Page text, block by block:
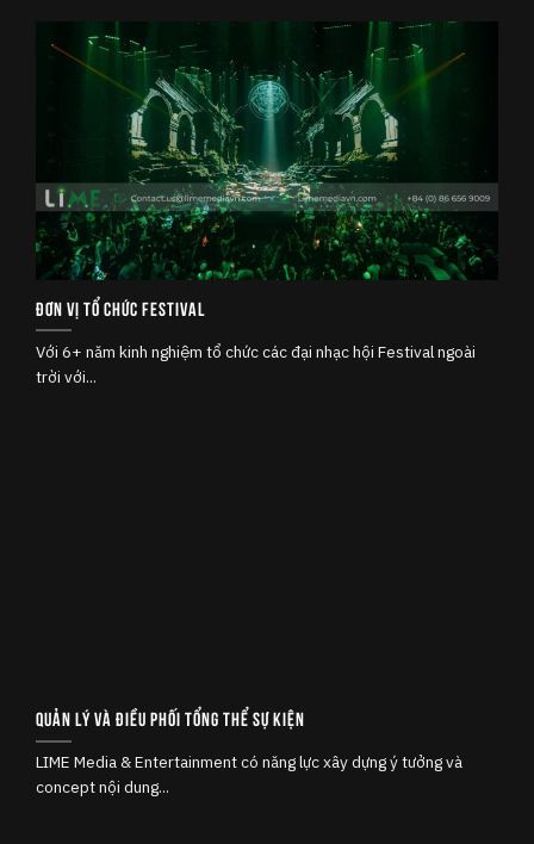
Đơn vị tổ chức Festival
Với 6+ năm kinh nghiệm tổ chức các đại nhạc hội Festival ngoài
trời với...
Quản lý và Điều phối tổng thể sự kiện
LIME Media & Entertainment có năng lực xây dựng ý tưởng và
concept nội dung...